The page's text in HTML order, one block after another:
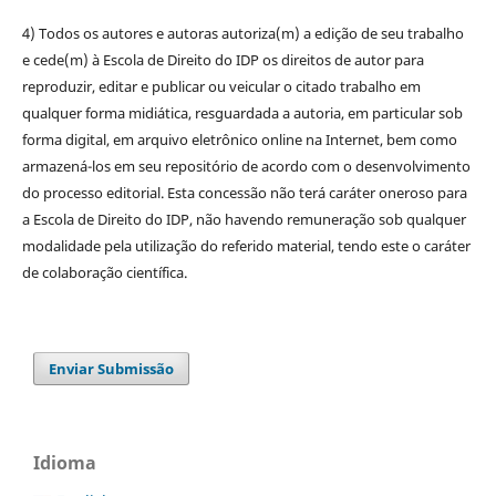
4) Todos os autores e autoras autoriza(m) a edição de seu trabalho
e cede(m) à Escola de Direito do IDP os direitos de autor para
reproduzir, editar e publicar ou veicular o citado trabalho em
qualquer forma midiática, resguardada a autoria, em particular sob
forma digital, em arquivo eletrônico online na Internet, bem como
armazená-los em seu repositório de acordo com o desenvolvimento
do processo editorial. Esta concessão não terá caráter oneroso para
a Escola de Direito do IDP, não havendo remuneração sob qualquer
modalidade pela utilização do referido material, tendo este o caráter
de colaboração científica.
Enviar Submissão
Idioma